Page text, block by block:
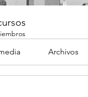
Archivos